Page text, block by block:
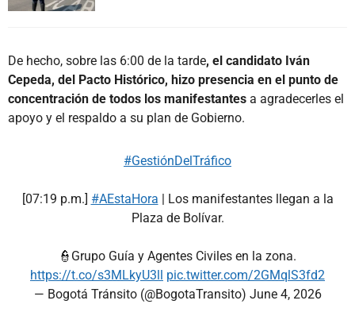
De hecho, sobre las 6:00 de la tarde, el candidato Iván
Cepeda, del Pacto Histórico, hizo presencia en el punto de
concentración de todos los manifestantes a agradecerles el
apoyo y el respaldo a su plan de Gobierno.
#GestiónDelTráfico
[07:19 p.m.] #AEstaHora | Los manifestantes llegan a la
Plaza de Bolívar.
👮Grupo Guía y Agentes Civiles en la zona.
https://t.co/s3MLkyU3ll pic.twitter.com/2GMqlS3fd2
— Bogotá Tránsito (@BogotaTransito) June 4, 2026